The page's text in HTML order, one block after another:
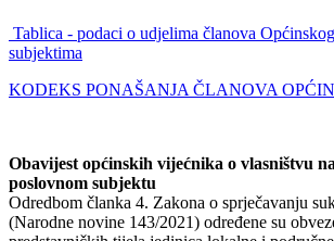
Tablica - podaci o udjelima članova
subjektima
KODEKS PONAŠANJA ČLANOVA
Obavijest općinskih vijećnika o vlasništvu
poslovnom subjektu
Odredbom članka 4. Zakona o sprječavanju
(Narodne novine 143/2021) određene su